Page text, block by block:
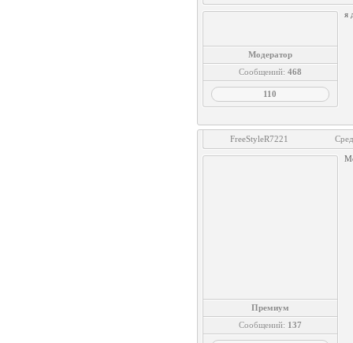
Модератор
Сообщений: 468
110
я
FreeStyleR7221
Премиум
Сообщений: 137